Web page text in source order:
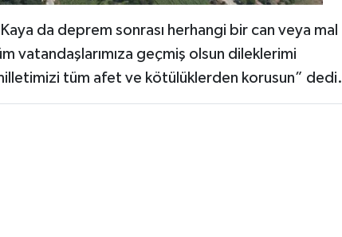
da deprem sonrası herhangi bir can veya mal
vatandaşlarımıza geçmiş olsun dileklerimi
tüm afet ve kötülüklerden korusun” dedi.